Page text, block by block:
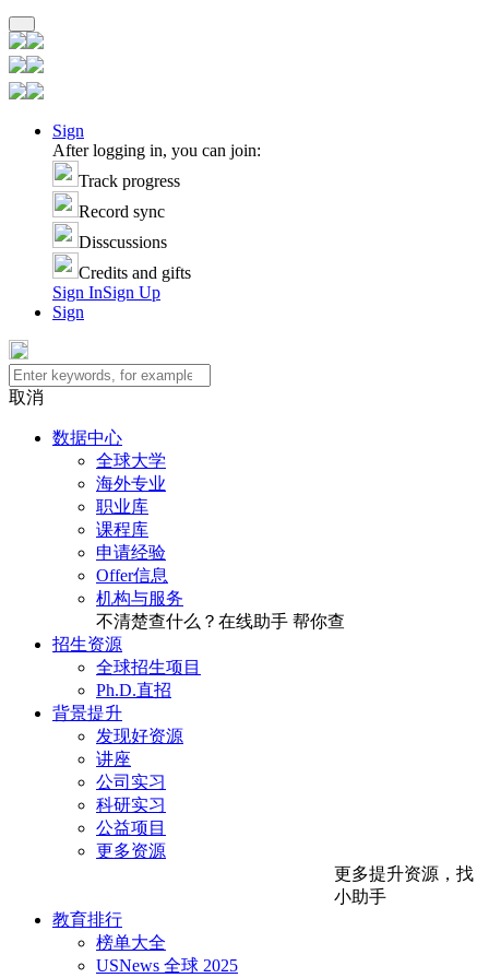
Sign
After logging in, you can join:
Track progress
Record sync
Disscussions
Credits and gifts
Sign InSign Up
Sign
取消
数据中心
全球大学
海外专业
职业库
课程库
申请经验
Offer信息
机构与服务
不清楚查什么？在线助手 帮你查
招生资源
全球招生项目
Ph.D.直招
背景提升
发现好资源
讲座
公司实习
科研实习
公益项目
更多资源
更多提升资源，找
小助手
教育排行
榜单大全
USNews 全球 2025